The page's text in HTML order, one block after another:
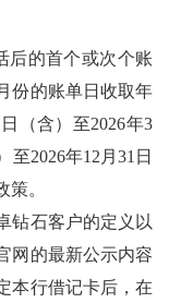
后的首个或次个账
份的账单日收取年
日（含）至2026年3
至2026年12 月 31 日
策。
钻石客户的定义以
网的最新公示内容
本行借记卡后，在